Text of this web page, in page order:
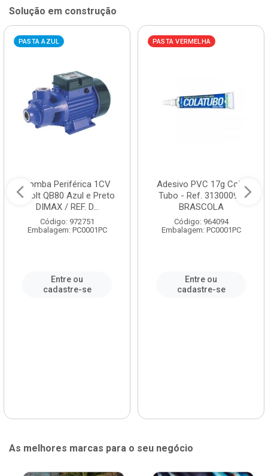
Solução em construção
PASTA AZUL
Bomba Periférica 1CV
Bivolt QB80 Azul e Preto
DIMAX / REF. D...
Código: 972751
Embalagem: PC0001PC
Entre ou
cadastre-se
PASTA VERMELHA
Adesivo PVC 17g Cola
Tubo - Ref. 3130009 -
BRASCOLA
Código: 964094
Embalagem: PC0001PC
Entre ou
cadastre-se
As melhores marcas para o seu negócio